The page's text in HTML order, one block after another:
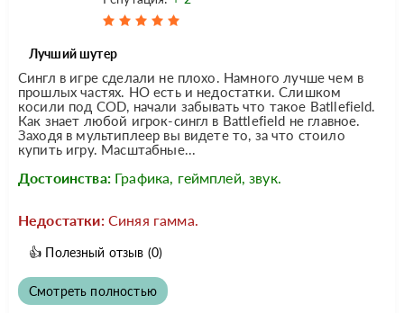
Лучший шутер
Сингл в игре сделали не плохо. Намного лучше чем в
прошлых частях. НО есть и недостатки. Слишком
косили под COD, начали забывать что такое Batllefield.
Как знает любой игрок-сингл в Battlefield не главное.
Заходя в мультиплеер вы видете то, за что стоило
купить игру. Масштабные...
Достоинства: Графика, геймплей, звук.
Недостатки: Синяя гамма.
👍 Полезный отзыв (0)
Смотреть полностью